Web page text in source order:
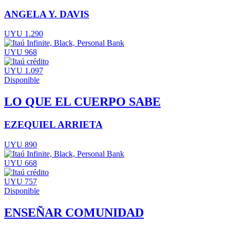
ANGELA Y. DAVIS
UYU 1.290
UYU 968
UYU 1.097
Disponible
LO QUE EL CUERPO SABE
EZEQUIEL ARRIETA
UYU 890
UYU 668
UYU 757
Disponible
ENSEÑAR COMUNIDAD